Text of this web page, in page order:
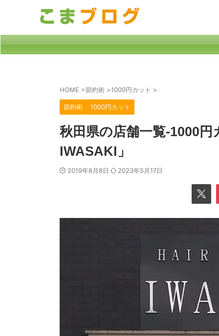
HOME >節約術 >1000円カット >
節約術 1000円カット
秋田県の店舗一覧-1000
IWASAKI」
2019年8月8日 2023年5月17日